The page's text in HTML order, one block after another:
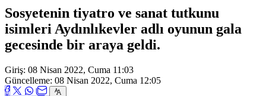
Sosyetenin tiyatro ve sanat tutkunu
isimleri Aydınlıkevler adlı oyunun gala
gecesinde bir araya geldi.
Giriş: 08 Nisan 2022, Cuma 11:03
Güncelleme: 08 Nisan 2022, Cuma 12:05